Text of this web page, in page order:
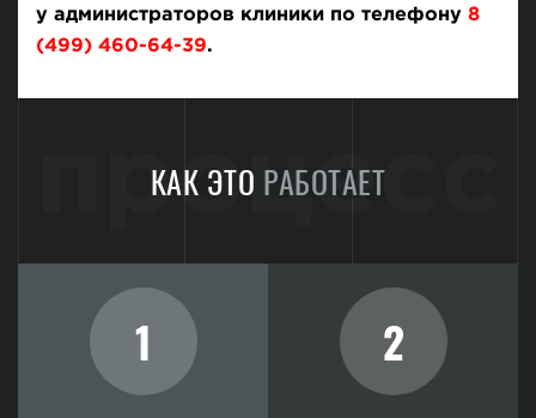
у администраторов клиники по телефону 8
(499) 460-64-39.
КАК ЭТО РАБОТАЕТ
процесс
1 2